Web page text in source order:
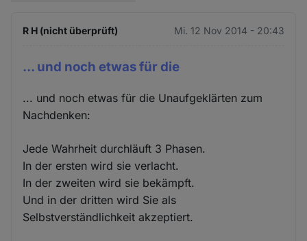
R H (nicht überprüft) Mi. 12 Nov 2014 - 20:43
... und noch etwas für die
... und noch etwas für die Unaufgeklärten zum
Nachdenken:
Jede Wahrheit durchläuft 3 Phasen.
In der ersten wird sie verlacht.
In der zweiten wird sie bekämpft.
Und in der dritten wird Sie als
Selbstverständlichkeit akzeptiert.